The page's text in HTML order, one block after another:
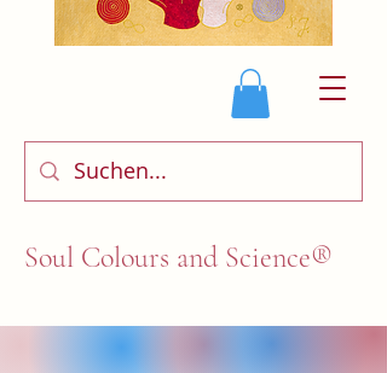
Soul Colours and Science®